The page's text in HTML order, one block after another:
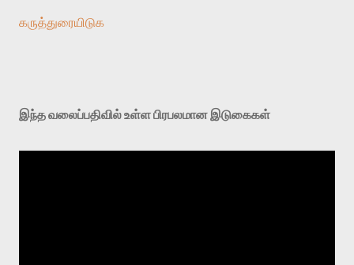
கருத்துரையிடுக
இந்த வலைப்பதிவில் உள்ள பிரபலமான இடுகைகள்